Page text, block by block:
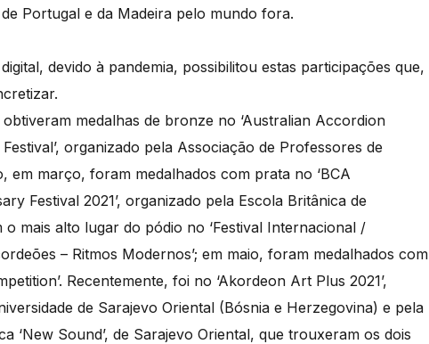
Portugal e da Madeira pelo mundo fora.
devido à pandemia, possibilitou estas participações que,
medalhas de bronze no ‘Australian Accordion
organizado pela Associação de Professores de
em março, foram medalhados com prata no ‘BCA
Festival 2021’, organizado pela Escola Britânica de
mais alto lugar do pódio no ‘Festival Internacional /
– Ritmos Modernos’; em maio, foram medalhados com
Recentemente, foi no ‘Akordeon Art Plus 2021’,
de Sarajevo Oriental (Bósnia e Herzegovina) e pela
‘New Sound’, de Sarajevo Oriental, que trouxeram os dois